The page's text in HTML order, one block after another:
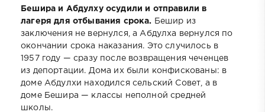
Бешира и Абдулху осудили и отправили в
лагеря для отбывания срока. Бешир из
заключения не вернулся, а Абдулха вернулся по
окончании срока наказания. Это случилось в
1957 году — сразу после возвращения чеченцев
из депортации. Дома их были конфискованы: в
доме Абдулхи находился сельский Совет, а в
доме Бешира — классы неполной средней
школы.